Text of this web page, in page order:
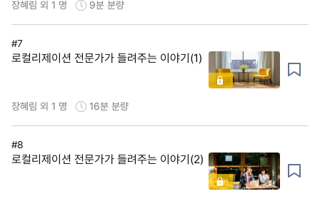
장혜림 외 1 명 9분 분량
#7
로컬리제이션 전문가가 들려주는 이야기(1)
장혜림 외 1 명 16분 분량
#8
로컬리제이션 전문가가 들려주는 이야기(2)